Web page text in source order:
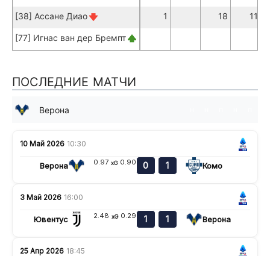
[38] Ассане Диао 1 18 11
[77] Игнас ван дер Бремпт
ПОСЛЕДНИЕ МАТЧИ
Верона
10 Май 2026 10:30
Верона 0.97 xG 0.90 0 1 Комо
3 Май 2026 16:00
Ювентус 2.48 xG 0.29 1 1 Верона
25 Апр 2026 18:45